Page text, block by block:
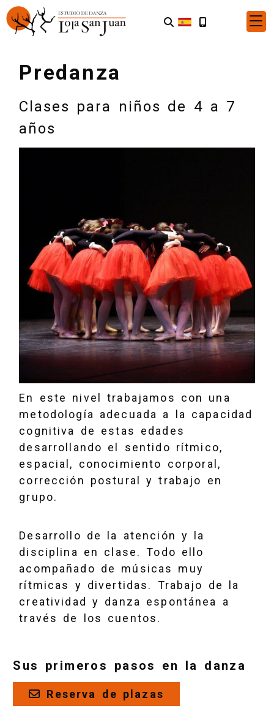
Predanza
Clases para niños de 4 a 7
años
En este nivel trabajamos con una
metodología adecuada a la capacidad
cognitiva de estas edades
desarrollando el sentido rítmico,
espacial, conocimiento corporal,
corrección postural y trabajo en
grupo.
Desarrollo de la atención y la
disciplina en clase. Todo ello
acompañado de músicas muy
rítmicas y divertidas. Trabajo de la
creatividad y danza espontánea a
través de los cuentos.
Sus primeros pasos en la danza
Reserva de plazas